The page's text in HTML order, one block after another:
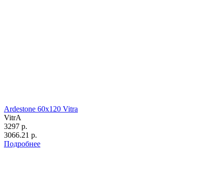
Ardestone 60х120 Vitra
VitrA
3297 р.
3066.21 р.
Подробнее